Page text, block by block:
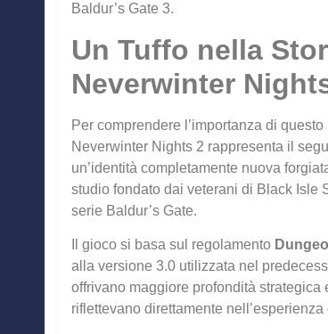
Baldur’s Gate 3.
Un Tuffo nella
Neverwinter
Per comprendere l’importanza di
Neverwinter Nights 2 rappresenta il
un’identità completamente nuova
studio fondato dai veterani di Black Isle
serie Baldur’s Gate.
Il gioco si basa sul regolamento
alla versione 3.0 utilizzata nel
offrivano maggiore profondità
riflettevano direttamente nell’esperienza